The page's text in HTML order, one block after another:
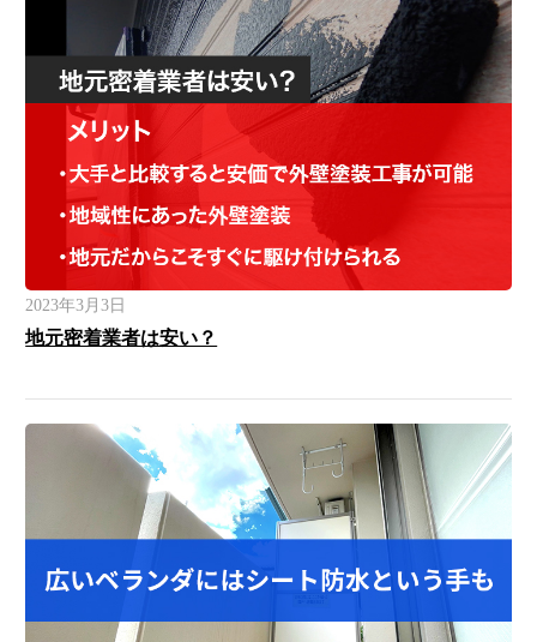
2023年3月3日
地元密着業者は安い？